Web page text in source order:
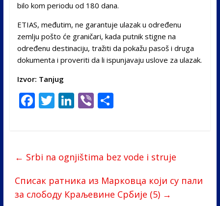
bilo kom periodu od 180 dana.
ETIAS, međutim, ne garantuje ulazak u određenu
zemlju pošto će graničari, kada putnik stigne na
određenu destinaciju, tražiti da pokažu pasoš i druga
dokumenta i proveriti da li ispunjavaju uslove za ulazak.
Izvor: Tanjug
F
o
o
k
T Li
dI
n
Vi S
← Srbi na ognjištima bez vode i struje
Списак ратника из Марковца који су пали
за слободу Краљевине Србије (5) →